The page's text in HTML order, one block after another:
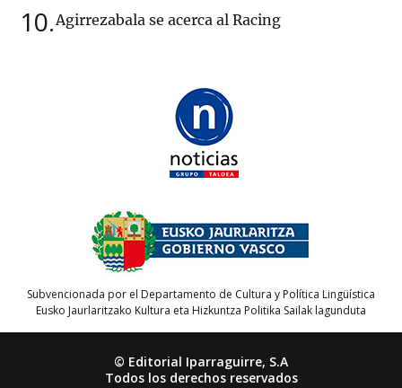
10 Agirrezabala se acerca al Racing
Subvencionada por el Departamento de Cultura y Política Lingüística
Eusko Jaurlaritzako Kultura eta Hizkuntza Politika Sailak lagunduta
© Editorial Iparraguirre, S.A
Todos los derechos reservados